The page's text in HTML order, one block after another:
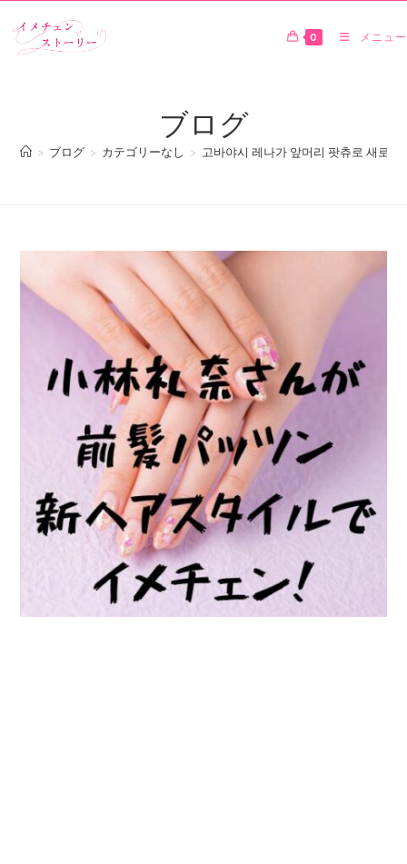
0 メニュー
ブログ
> ブログ > カテゴリーなし > 고바야시 레나가 앞머리 팟츄로 새로